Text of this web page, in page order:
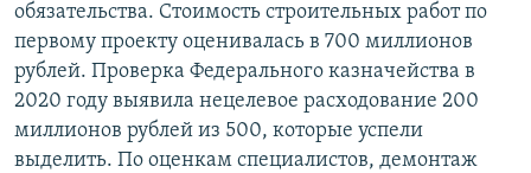
л
а
й
д
а
й
д
обязательства. Стоимость строительных работ по
первому проекту оценивалась в 700 миллионов
рублей. Проверка Федерального казначейства в
2020 году выявила нецелевое расходование 200
миллионов рублей из 500, которые успели
выделить. По оценкам специалистов, демонтаж